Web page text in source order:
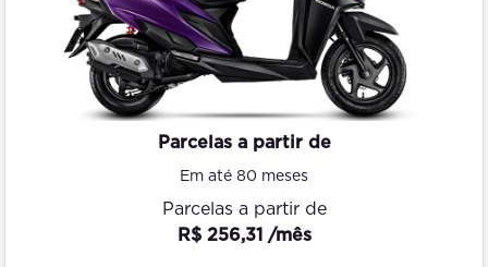
Parcelas a partir de
Em até 80 meses
Parcelas a partir de
R$ 256,31 /mês